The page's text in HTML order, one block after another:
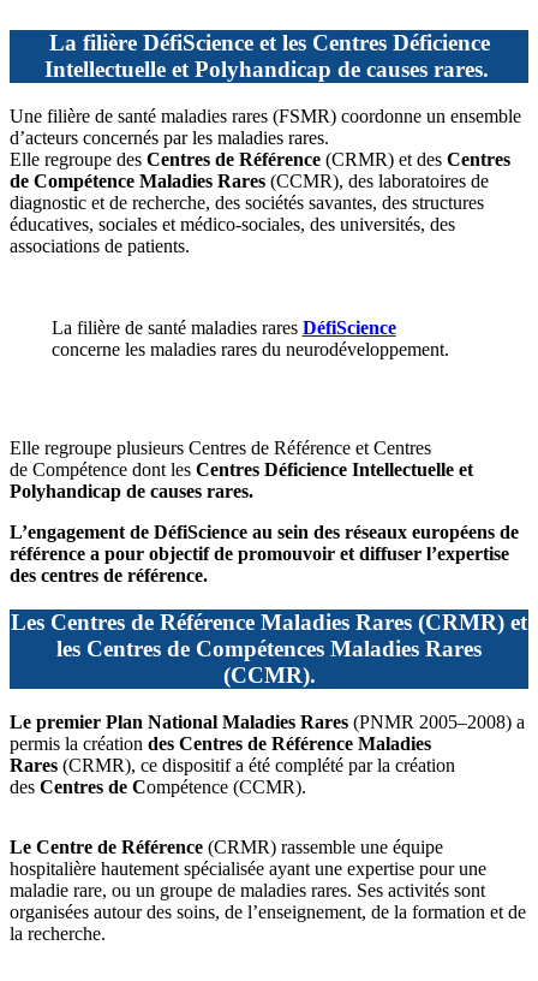
La filière DéfiScience et les Centres Déficience
Intellectuelle et Polyhandicap de causes rares.
Une filière de santé maladies rares (FSMR) coordonne un ensemble
d’acteurs concernés par les maladies rares.
Elle regroupe des Centres de Référence (CRMR) et des Centres
de Compétence Maladies Rares (CCMR), des laboratoires de
diagnostic et de recherche, des sociétés savantes, des structures
éducatives, sociales et médico-sociales, des universités, des
associations de patients.
La filière de santé maladies rares DéfiScience
concerne les maladies rares du neurodéveloppement.
Elle regroupe plusieurs Centres de Référence et Centres
de Compétence dont les Centres Déficience Intellectuelle et
Polyhandicap de causes rares.
L’engagement de DéfiScience au sein des réseaux européens de
référence a pour objectif de promouvoir et diffuser l’expertise
des centres de référence.
Les Centres de Référence Maladies Rares (CRMR) et
les Centres de Compétences Maladies Rares
(CCMR).
Le premier Plan National Maladies Rares (PNMR 2005–2008) a
permis la création des Centres de Référence Maladies
Rares (CRMR), ce dispositif a été complété par la création
des Centres de Compétence (CCMR).
Le Centre de Référence (CRMR) rassemble une équipe
hospitalière hautement spécialisée ayant une expertise pour une
maladie rare, ou un groupe de maladies rares. Ses activités sont
organisées autour des soins, de l’enseignement, de la formation et de
la recherche.